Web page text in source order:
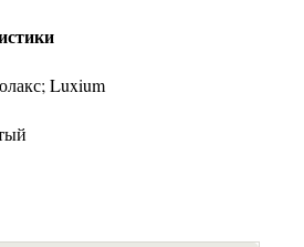
Luxium